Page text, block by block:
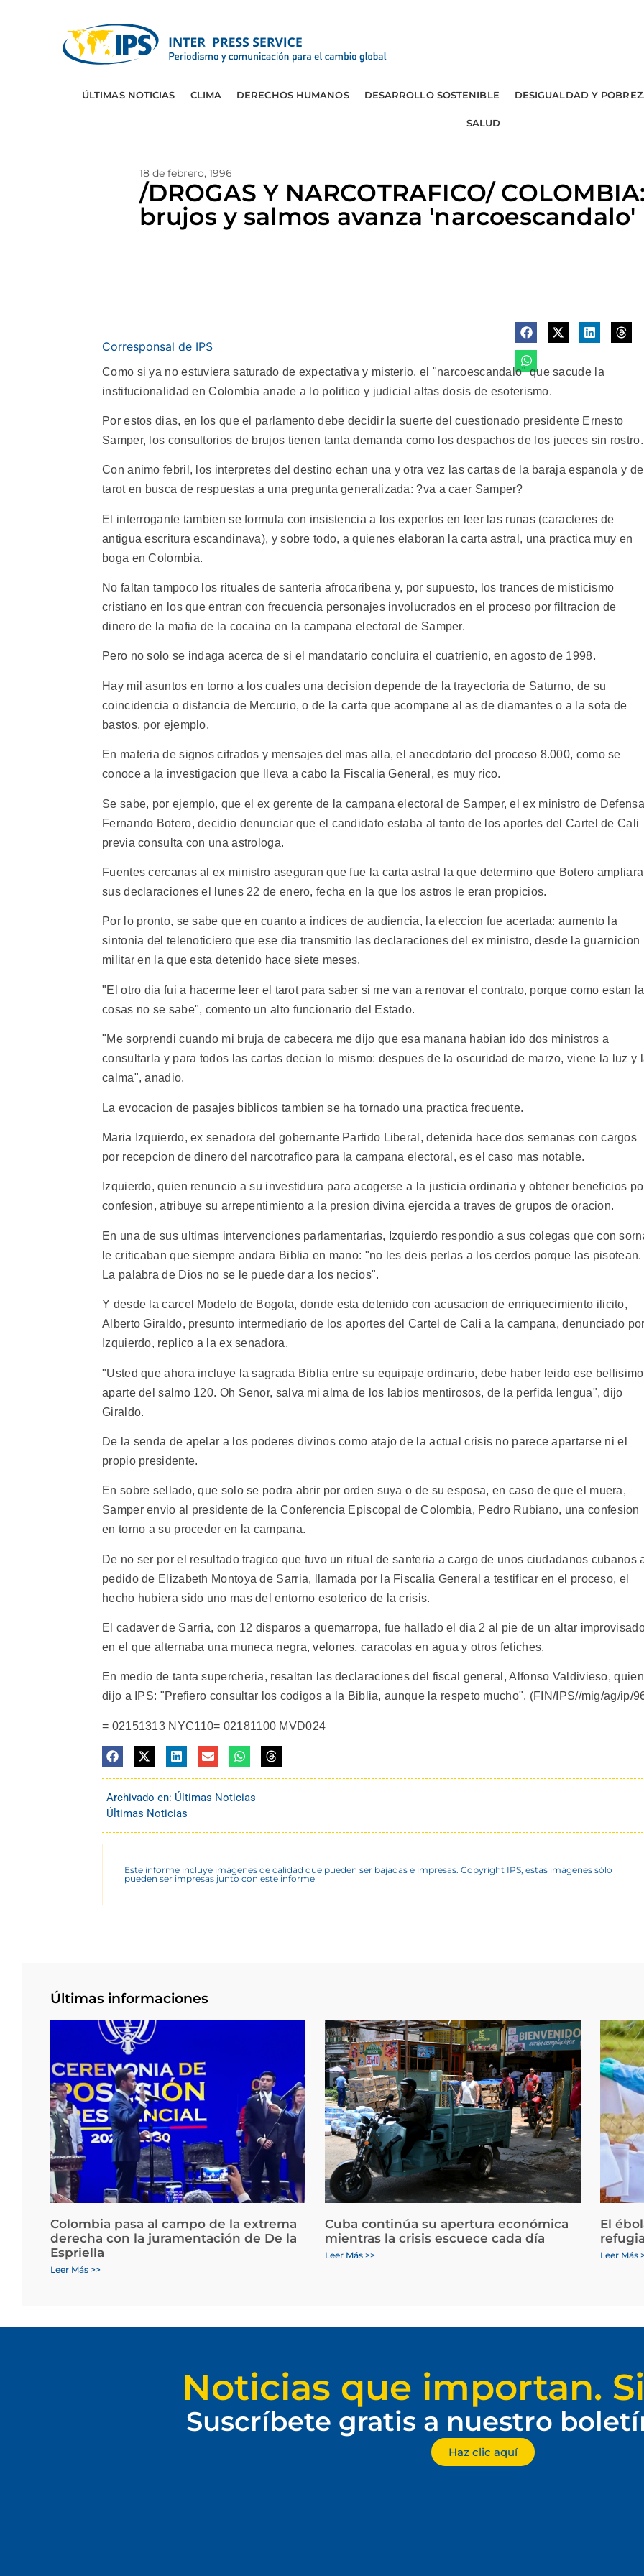
ÚLTIMAS NOTICIAS CLIMA DERECHOS HUMANOS DESARROLLO SOSTENIBLE DESIGUALDAD Y
SALUD
18 de febrero, 1996
/DROGAS Y NARCOTRAFICO/
brujos y salmos avanza 'narcoescandalo'
Corresponsal de IPS
Como si ya no estuviera saturado de expectativa y misterio, el "narcoescandalo" que sacude la
institucionalidad en Colombia anade a lo politico y judicial altas dosis de esoterismo.
Por estos dias, en los que el parlamento debe decidir la suerte del cuestionado presidente Ernesto
Samper, los consultorios de brujos tienen tanta demanda como los despachos de los jueces sin rostro.
Con animo febril, los interpretes del destino echan una y otra vez las cartas de la baraja espanola y
tarot en busca de respuestas a una pregunta generalizada: ?va a caer Samper?
El interrogante tambien se formula con insistencia a los expertos en leer las runas (caracteres de
antigua escritura escandinava), y sobre todo, a quienes elaboran la carta astral, una practica muy en
boga en Colombia.
No faltan tampoco los rituales de santeria afrocaribena y, por supuesto, los trances de misticismo
cristiano en los que entran con frecuencia personajes involucrados en el proceso por filtracion de
dinero de la mafia de la cocaina en la campana electoral de Samper.
Pero no solo se indaga acerca de si el mandatario concluira el cuatrienio, en agosto de 1998.
Hay mil asuntos en torno a los cuales una decision depende de la trayectoria de Saturno, de su
coincidencia o distancia de Mercurio, o de la carta que acompane al as de diamantes o a la sota de
bastos, por ejemplo.
En materia de signos cifrados y mensajes del mas alla, el anecdotario del proceso 8.000, como se
conoce a la investigacion que lleva a cabo la Fiscalia General, es muy rico.
Se sabe, por ejemplo, que el ex gerente de la campana electoral de Samper, el ex ministro de Defensa
Fernando Botero, decidio denunciar que el candidato estaba al tanto de los aportes del Cartel de Cali
previa consulta con una astrologa.
Fuentes cercanas al ex ministro aseguran que fue la carta astral la que determino que Botero ampliara
sus declaraciones el lunes 22 de enero, fecha en la que los astros le eran propicios.
Por lo pronto, se sabe que en cuanto a indices de audiencia, la eleccion fue acertada: aumento la
sintonia del telenoticiero que ese dia transmitio las declaraciones del ex ministro, desde la guarnicion
militar en la que esta detenido hace siete meses.
"El otro dia fui a hacerme leer el tarot para saber si me van a renovar el contrato, porque como estan
cosas no se sabe", comento un alto funcionario del Estado.
"Me sorprendi cuando mi bruja de cabecera me dijo que esa manana habian ido dos ministros a
consultarla y para todos las cartas decian lo mismo: despues de la oscuridad de marzo, viene la luz y
calma", anadio.
La evocacion de pasajes biblicos tambien se ha tornado una practica frecuente.
Maria Izquierdo, ex senadora del gobernante Partido Liberal, detenida hace dos semanas con cargos
por recepcion de dinero del narcotrafico para la campana electoral, es el caso mas notable.
Izquierdo, quien renuncio a su investidura para acogerse a la justicia ordinaria y obtener beneficios
confesion, atribuye su arrepentimiento a la presion divina ejercida a traves de grupos de oracion.
En una de sus ultimas intervenciones parlamentarias, Izquierdo respondio a sus colegas que con
le criticaban que siempre andara Biblia en mano: "no les deis perlas a los cerdos porque las pisotean.
La palabra de Dios no se le puede dar a los necios".
Y desde la carcel Modelo de Bogota, donde esta detenido con acusacion de enriquecimiento ilicito,
Alberto Giraldo, presunto intermediario de los aportes del Cartel de Cali a la campana, denunciado
Izquierdo, replico a la ex senadora.
"Usted que ahora incluye la sagrada Biblia entre su equipaje ordinario, debe haber leido ese bellisimo
aparte del salmo 120. Oh Senor, salva mi alma de los labios mentirosos, de la perfida lengua", dijo
Giraldo.
De la senda de apelar a los poderes divinos como atajo de la actual crisis no parece apartarse ni el
propio presidente.
En sobre sellado, que solo se podra abrir por orden suya o de su esposa, en caso de que el muera,
Samper envio al presidente de la Conferencia Episcopal de Colombia, Pedro Rubiano, una confesion
en torno a su proceder en la campana.
De no ser por el resultado tragico que tuvo un ritual de santeria a cargo de unos ciudadanos cubanos
pedido de Elizabeth Montoya de Sarria, llamada por la Fiscalia General a testificar en el proceso, el
hecho hubiera sido uno mas del entorno esoterico de la crisis.
El cadaver de Sarria, con 12 disparos a quemarropa, fue hallado el dia 2 al pie de un altar
en el que alternaba una muneca negra, velones, caracolas en agua y otros fetiches.
En medio de tanta supercheria, resaltan las declaraciones del fiscal general, Alfonso Valdivieso, quien
dijo a IPS: "Prefiero consultar los codigos a la Biblia, aunque la respeto mucho". (FIN/IPS//mig/ag/ip/
= 02151313 NYC110= 02181100 MVD024
Archivado en: Últimas Noticias
Últimas Noticias
Este informe incluye imágenes de calidad que pueden ser bajadas e impresas. Copyright IPS, estas imágenes sólo
pueden ser impresas junto con este informe
Últimas informaciones
Colombia pasa al campo de la extrema
derecha con la juramentación de De la
Espriella
Leer Más >>
Cuba continúa su apertura económica
mientras la crisis escuece cada día
Leer Más >>
El
Leer Más
Noticias que importan.
Suscríbete gratis a nuestro
Haz clic aquí